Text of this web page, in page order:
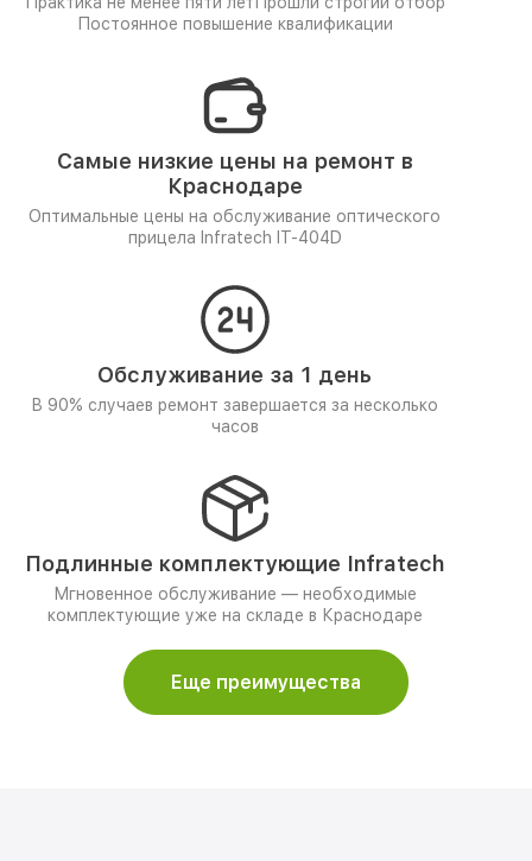
Постоянное повышение квалификации
Самые низкие цены на ремонт в
Краснодаре
Оптимальные цены на обслуживание оптического
прицела Infratech IT-404D
Обслуживание за 1 день
В 90% случаев ремонт завершается за несколько
часов
Подлинные комплектующие Infratech
Мгновенное обслуживание — необходимые
комплектующие уже на складе в Краснодаре
Еще преимущества